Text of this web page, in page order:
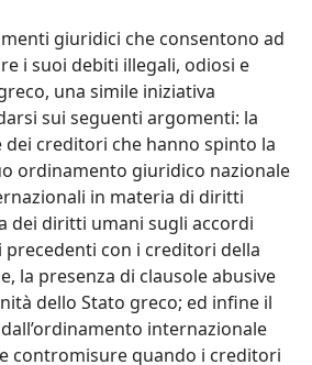
giuridici che consentono ad
i suoi debiti illegali, odiosi e
una simile iniziativa
sui seguenti argomenti: la
creditori che hanno spinto la
ordinamento giuridico nazionale
in materia di diritti
dei diritti umani sugli accordi
precedenti con i creditori della
la presenza di clausole abusive
dello Stato greco; ed infine il
internazionale
contromisure quando i creditori